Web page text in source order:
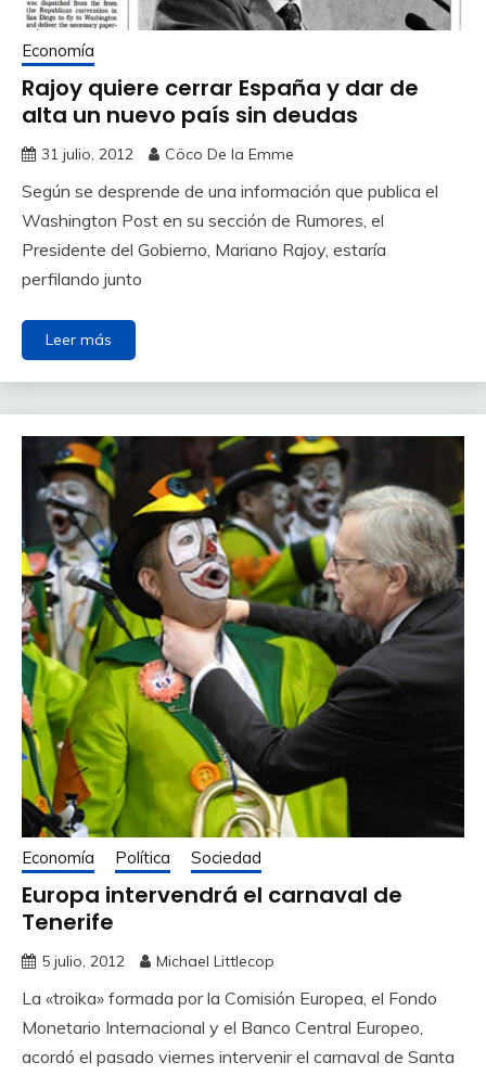
Economía
Rajoy quiere cerrar España y dar de
alta un nuevo país sin deudas
31 julio, 2012 Cöco De la Emme
Según se desprende de una información que publica el
Washington Post en su sección de Rumores, el
Presidente del Gobierno, Mariano Rajoy, estaría
perfilando junto
Leer más
Economía Política Sociedad
Europa intervendrá el carnaval de
Tenerife
5 julio, 2012 Michael Littlecop
La «troika» formada por la Comisión Europea, el Fondo
Monetario Internacional y el Banco Central Europeo,
acordó el pasado viernes intervenir el carnaval de Santa